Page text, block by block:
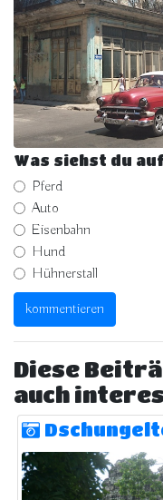
Was siehst du
Pferd
Auto
Eisenbahn
Hund
Hühnerstall
Diese
auch